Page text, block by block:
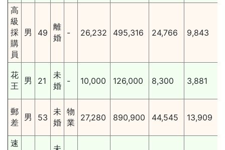
高
級
採
購
員
男 49
離
婚
- 26,232 495,316 24,766 9,843
花
王
男 21
未
婚
- 10,000 126,000 8,300 3,881
郵
差
男 53
未
婚
物
業
27,280 890,900 44,545 13,909
速